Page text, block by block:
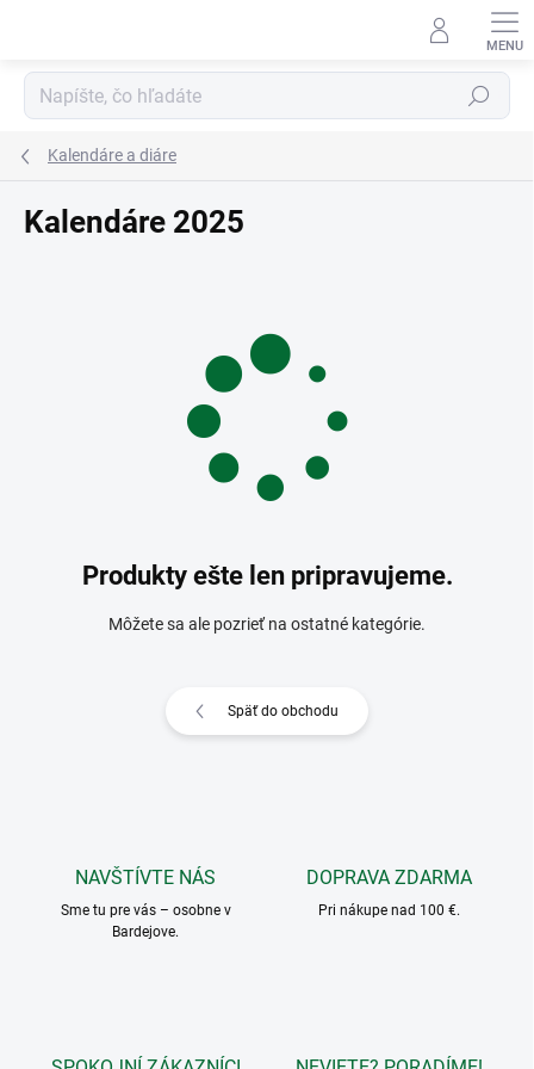
Hľadať
Kalendáre a diáre
Kalendáre 2025
Produkty ešte len pripravujeme.
Môžete sa ale pozrieť na ostatné kategórie.
Späť do obchodu
NAVŠTÍVTE NÁS
Sme tu pre vás – osobne v
Bardejove.
DOPRAVA ZDARMA
Pri nákupe nad 100 €.